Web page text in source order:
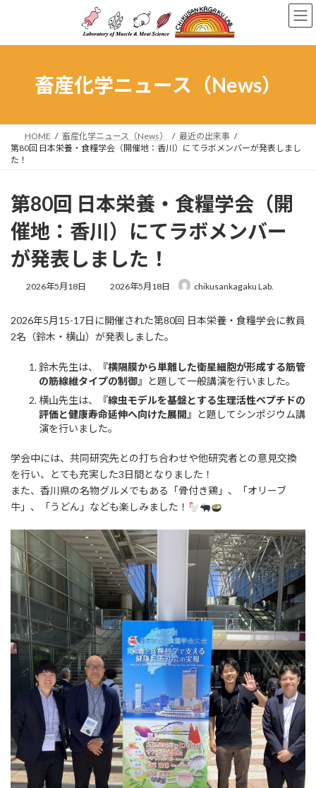
ン
ー
畜産化学ニュース（News）
HOME 畜産化学ニュース（News）
最近の出来事
第80回 日本栄養・食糧学会（開催地：香川）にてラボメンバーが発表しまし
た！
第80回 日本栄養・食糧学会（開
催地：香川）にてラボメンバー
が発表しました！
2026年5月18日
最
新
日
2026年5月18日 chikusankagaku Lab.
2026年5月15-17日に開催された第80回 日本栄養・食糧学会に教員
2名（鈴木・横山）が発表しました。
鈴木先生は、
『横隔膜から単離した衛星細胞が形成する筋管
の筋線維タイプの制御』 と題して一般講演を行いました。
横山先生は、
『線虫モデルを基盤とする生理活性ペプチドの
評価と健康寿命延伸へ向けた展開』 と題してシンポジウム講
演を行いました。
学会中には、共同研究先との打ち合わせや他研究者との意見交換
を行い、とても充実した3日間となりました！
また、香川県の名物グルメでもある「骨付き鶏」、「オリーブ
牛」、「うどん」なども楽しみました！